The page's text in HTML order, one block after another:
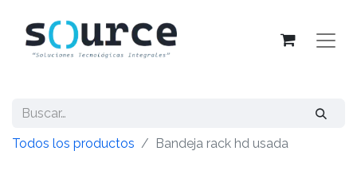
Todos los productos Bandeja rack hd usada